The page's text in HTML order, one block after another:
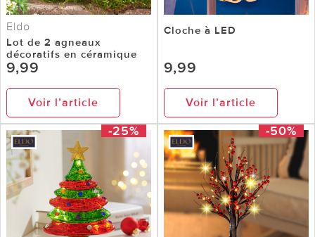
Eldo
Lot de 2 agneaux
décoratifs en céramique
9,99
Voir l’article
Cloche à LED
9,99
Voir l’article
-25% -50%